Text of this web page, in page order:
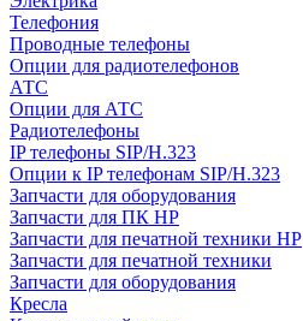
Телефония
Проводные телефоны
Опции для радиотелефонов
АТС
Опции для АТС
Радиотелефоны
IP телефоны SIP/H.323
Опции к IP телефонам SIP/H.323
Запчасти для оборудования
Запчасти для ПК HP
Запчасти для печатной техники HP
Запчасти для печатной техники
Запчасти для оборудования
Кресла